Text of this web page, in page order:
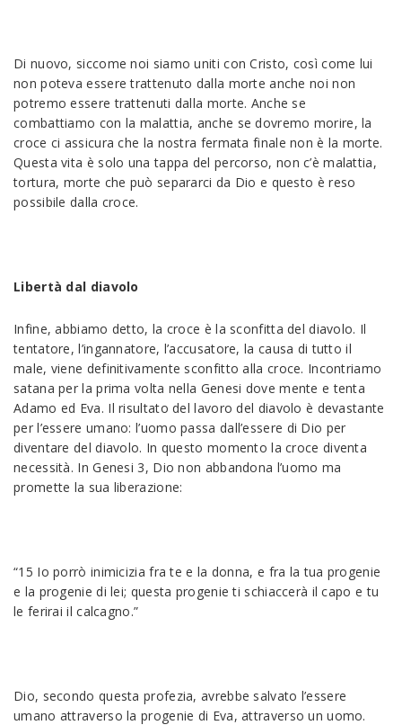
Di nuovo, siccome noi siamo uniti con Cristo, così come lui
non poteva essere trattenuto dalla morte anche noi non
potremo essere trattenuti dalla morte. Anche se
combattiamo con la malattia, anche se dovremo morire, la
croce ci assicura che la nostra fermata finale non è la morte.
Questa vita è solo una tappa del percorso, non c’è malattia,
tortura, morte che può separarci da Dio e questo è reso
possibile dalla croce.
Libertà dal diavolo
Infine, abbiamo detto, la croce è la sconfitta del diavolo. Il
tentatore, l’ingannatore, l’accusatore, la causa di tutto il
male, viene definitivamente sconfitto alla croce. Incontriamo
satana per la prima volta nella Genesi dove mente e tenta
Adamo ed Eva. Il risultato del lavoro del diavolo è devastante
per l’essere umano: l’uomo passa dall’essere di Dio per
diventare del diavolo. In questo momento la croce diventa
necessità. In Genesi 3, Dio non abbandona l’uomo ma
promette la sua liberazione:
“15 Io porrò inimicizia fra te e la donna, e fra la tua progenie
e la progenie di lei; questa progenie ti schiaccerà il capo e tu
le ferirai il calcagno.”
Dio, secondo questa profezia, avrebbe salvato l’essere
umano attraverso la progenie di Eva, attraverso un uomo.